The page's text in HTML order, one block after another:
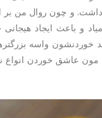
داشت. و چون روال من
باعث ایجاد هیجانی
خوردنشون واسه
عاشق خوردن انواع